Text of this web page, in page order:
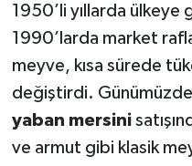
1950’li yıllarda ülkeye
1990’larda market
meyve, kısa sürede
değiştirdi.
yaban mersini
ve armut gibi klasik